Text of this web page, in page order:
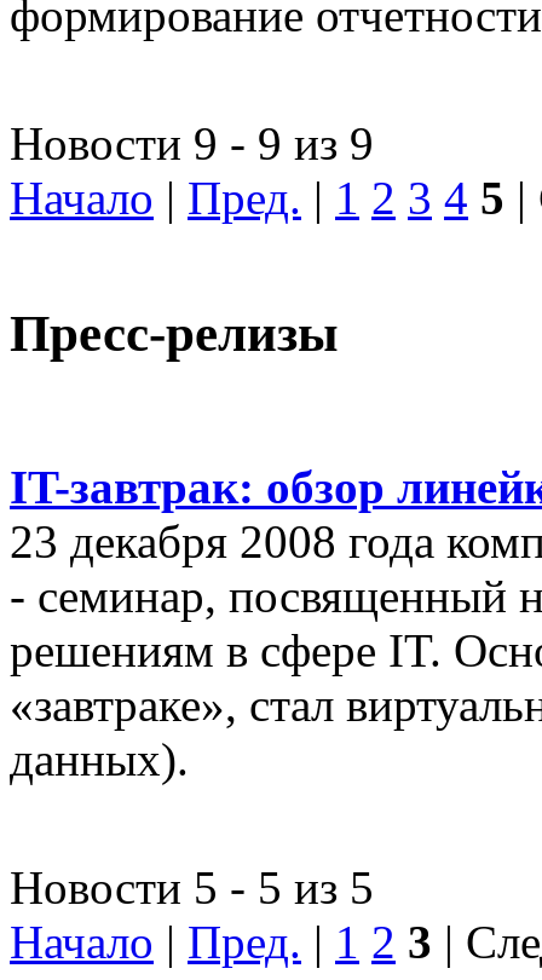
формирование
Новости 9 - 9 из 9
Начало | Пред. | 1 2 3 4 5 |
Пресс-релизы
IT-завтрак: обзор
23 декабря 2008 года
- семинар, посвященный
решениям в сфере IT.
«завтраке», стал
данных).
Новости 5 - 5 из 5
Начало | Пред. | 1 2 3 |